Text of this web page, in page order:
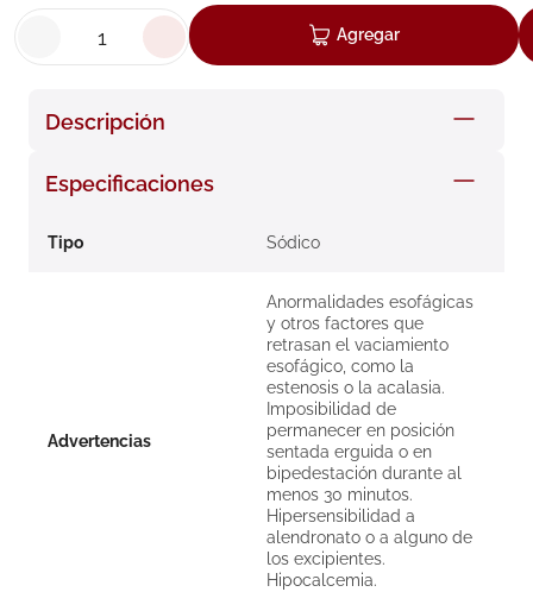
Agregar
Descripción
Especificaciones
Tipo Sódico
Advertencias
Anormalidades esofágicas
y otros factores que
retrasan el vaciamiento
esofágico, como la
estenosis o la acalasia.
Imposibilidad de
permanecer en posición
sentada erguida o en
bipedestación durante al
menos 30 minutos.
Hipersensibilidad a
alendronato o a alguno de
los excipientes.
Hipocalcemia.
bioderma
5. cerave
6 megacistin
8. roche posay
9. isdin